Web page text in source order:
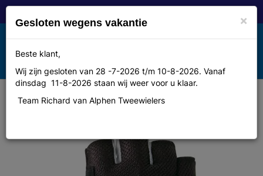
Toggle
navigation
MENU
Agu Handschoen xilotec xl
×
Gesloten wegens vakantie
Beste klant,
Wij zijn gesloten van 28 -7-2026 t/m 10-8-2026. Vanaf
dinsdag 11-8-2026 staan wij weer voor u klaar.
Team Richard van Alphen Tweewielers